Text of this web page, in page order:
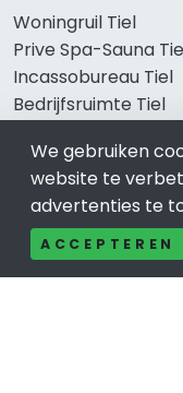
Woningruil Tiel
Prive Spa-Sauna
Incassobureau Tiel
Bedrijfsruimte Tiel
We gebruiken
website te
advertenties te
ACCEPTEREN